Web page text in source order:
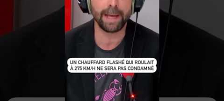
annulé et des amendes substantielles ont été
prononcées, notamment 135 € pour l’excès de
vitesse et 360 € au total en contraventions pour
l’alcool, l’assurance et le non-renouvellement du
permis. Une réponse à la hauteur des dangers de la
route en 2025, année où la lutte contre l’insécurité
routière continue de s’intensifier.